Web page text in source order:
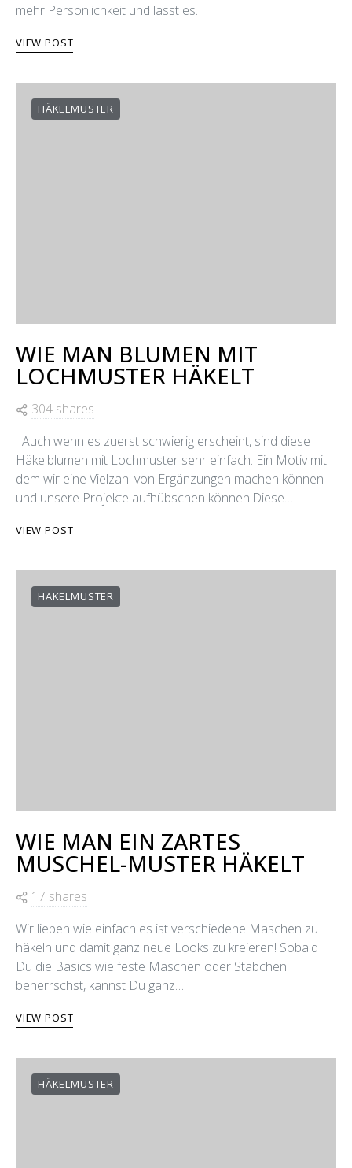
mehr Persönlichkeit und lässt es…
VIEW POST
HÄKELMUSTER
WIE MAN BLUMEN MIT
LOCHMUSTER HÄKELT
304 shares
Auch wenn es zuerst schwierig erscheint, sind diese
Häkelblumen mit Lochmuster sehr einfach. Ein Motiv mit
dem wir eine Vielzahl von Ergänzungen machen können
und unsere Projekte aufhübschen können.​Diese…
VIEW POST
HÄKELMUSTER
WIE MAN EIN ZARTES
MUSCHEL-MUSTER HÄKELT
17 shares
Wir lieben wie einfach es ist verschiedene Maschen zu
häkeln und damit ganz neue Looks zu kreieren! Sobald
Du die Basics wie feste Maschen oder Stäbchen
beherrschst, kannst Du ganz…
VIEW POST
HÄKELMUSTER